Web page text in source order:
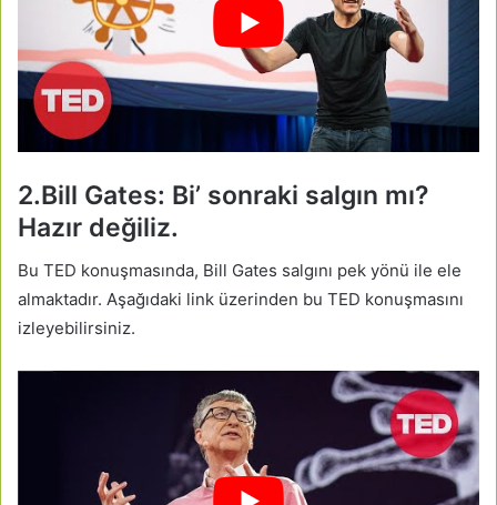
2.Bill Gates: Bi’ sonraki salgın mı?
Hazır değiliz.
Bu TED konuşmasında, Bill Gates salgını pek yönü ile ele
almaktadır. Aşağıdaki link üzerinden bu TED konuşmasını
izleyebilirsiniz.